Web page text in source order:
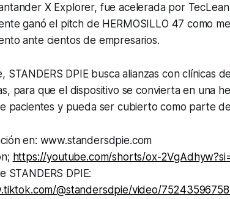
X Explorer, fue acelerada por
ganó el pitch de HERMOSILLO 47 como
ante cientos de empresarios.
STANDERS DPIE busca alianzas con clínicas
para que el dispositivo se convierta en una
pacientes y pueda ser cubierto como parte
en: www.standersdpie.com
https://youtube.com/shorts/ox-
STANDERS DPIE:
@standersdpie/video/